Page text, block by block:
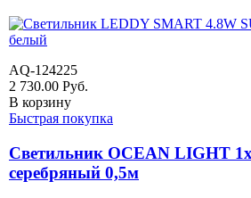
AQ-124225
2 730.00 Руб.
В корзину
Быстрая покупка
Светильник OCEAN LIGHT
серебряный 0,5м